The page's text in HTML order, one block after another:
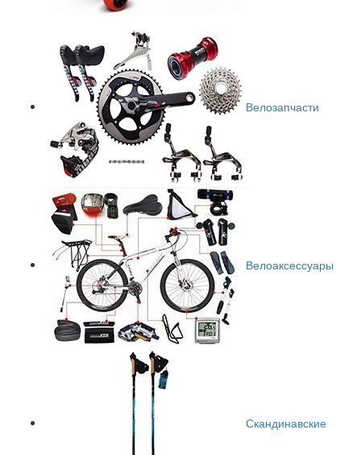
Велозапчасти
Велоаксессуары
Скандинавские